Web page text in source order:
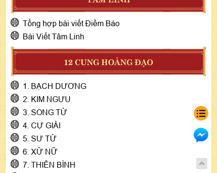
Tổng hợp bài viết Điềm Báo
Bài Viết Tâm Linh
12 CUNG HOÀNG ĐẠO
1. BẠCH DƯƠNG
2. KIM NGƯU
3. SONG TỬ
4. CỰ GIẢI
5. SƯ TỬ
6. XỬ NỮ
7. THIÊN BÌNH